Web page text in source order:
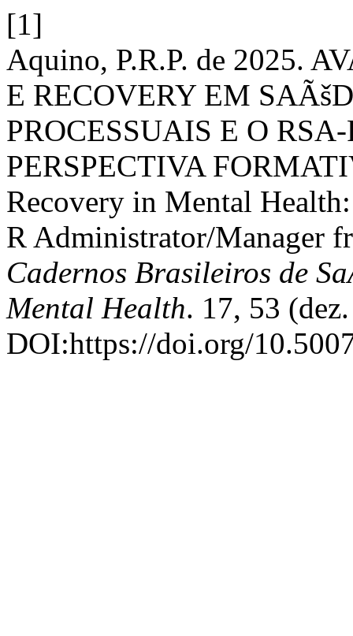
[1]
Aquino, P.R.P. de 2025.
E RECOVERY EM
PROCESSUAIS E O
PERSPECTIVA
Recovery in Mental
R Administrator/Manager
Cadernos Brasileiros de
Mental Health. 17, 53
DOI:https://doi.org/